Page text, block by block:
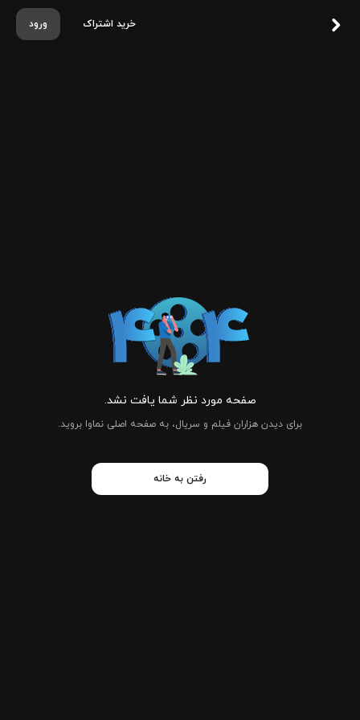
ورود خرید اشتراک
صفحه مورد نظر شما یافت نشد.
برای دیدن هزاران فیلم و سریال، به صفحه اصلی نماوا بروید.
رفتن به خانه